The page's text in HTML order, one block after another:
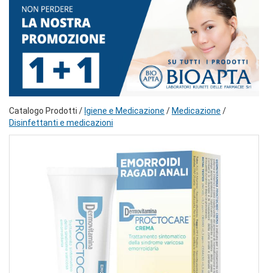
Catalogo Prodotti /Igiene e Medicazione /Medicazione /
Disinfettanti e medicazioni